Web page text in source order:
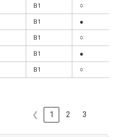
B1 ○
B1 ●
B1 ○
B1 ●
B1 ○
❮ 1 2 3